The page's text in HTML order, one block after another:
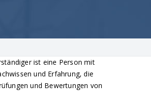
ist eine Person mit
und Erfahrung, die
und Bewertungen von